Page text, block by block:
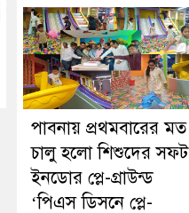
পাবনায় প্রথমবারের মত
চালু হলো শিশুদের সফট
ইনডোর প্লে-গ্রাউন্ড
‘পিএস ডিসনে প্লে-